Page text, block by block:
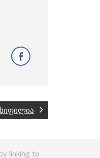
linking to